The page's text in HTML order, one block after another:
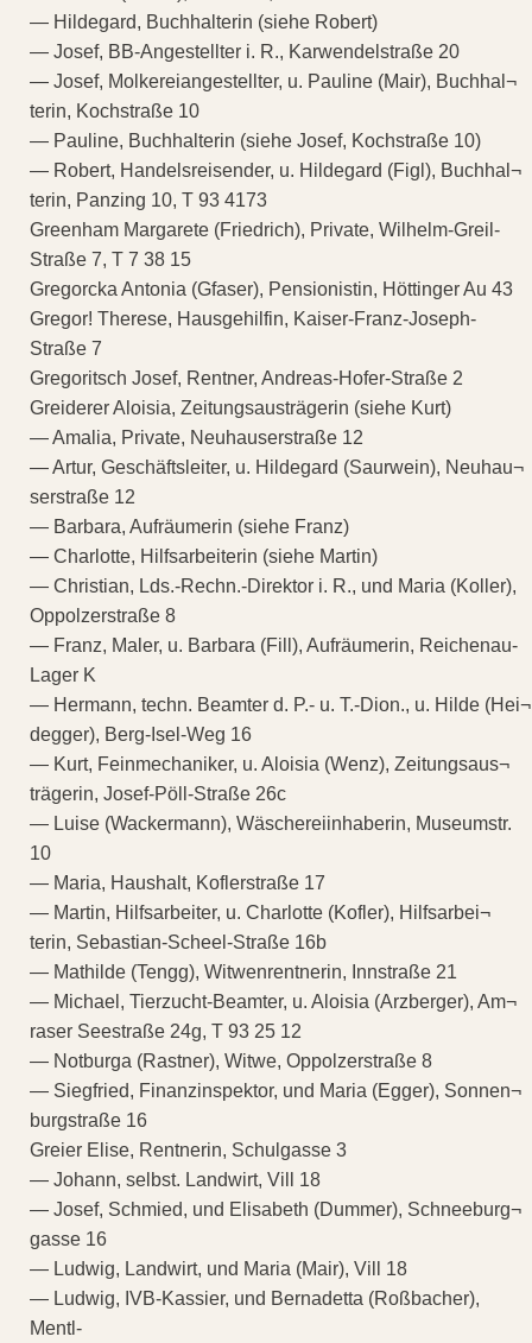
— Hildegard, Buchhalterin (siehe Robert)
— Josef, BB-Angestellter i. R., Karwendelstraße 20
— Josef, Molkereiangestellter, u. Pauline (Mair), Buchhal¬
terin, Kochstraße 10
— Pauline, Buchhalterin (siehe Josef, Kochstraße 10)
— Robert, Handelsreisender, u. Hildegard (Figl), Buchhal¬
terin, Panzing 10, T 93 4173
Greenham Margarete (Friedrich), Private, Wilhelm-Greil-
Straße 7, T 7 38 15
Gregorcka Antonia (Gfaser), Pensionistin, Höttinger Au 43
Gregor! Therese, Hausgehilfin, Kaiser-Franz-Joseph-
Straße 7
Gregoritsch Josef, Rentner, Andreas-Hofer-Straße 2
Greiderer Aloisia, Zeitungsausträgerin (siehe Kurt)
— Amalia, Private, Neuhauserstraße 12
— Artur, Geschäftsleiter, u. Hildegard (Saurwein), Neuhau¬
serstraße 12
— Barbara, Aufräumerin (siehe Franz)
— Charlotte, Hilfsarbeiterin (siehe Martin)
— Christian, Lds.-Rechn.-Direktor i. R., und Maria (Koller),
Oppolzerstraße 8
— Franz, Maler, u. Barbara (Fill), Aufräumerin, Reichenau-
Lager K
— Hermann, techn. Beamter d. P.- u. T.-Dion., u. Hilde (Hei¬
degger), Berg-Isel-Weg 16
— Kurt, Feinmechaniker, u. Aloisia (Wenz), Zeitungsaus¬
trägerin, Josef-Pöll-Straße 26c
— Luise (Wackermann), Wäschereiinhaberin, Museumstr.
10
— Maria, Haushalt, Koflerstraße 17
— Martin, Hilfsarbeiter, u. Charlotte (Kofler), Hilfsarbei¬
terin, Sebastian-Scheel-Straße 16b
— Mathilde (Tengg), Witwenrentnerin, Innstraße 21
— Michael, Tierzucht-Beamter, u. Aloisia (Arzberger), Am¬
raser Seestraße 24g, T 93 25 12
— Notburga (Rastner), Witwe, Oppolzerstraße 8
— Siegfried, Finanzinspektor, und Maria (Egger), Sonnen¬
burgstraße 16
Greier Elise, Rentnerin, Schulgasse 3
— Johann, selbst. Landwirt, Vill 18
— Josef, Schmied, und Elisabeth (Dummer), Schneeburg¬
gasse 16
— Ludwig, Landwirt, und Maria (Mair), Vill 18
— Ludwig, IVB-Kassier, und Bernadetta (Roßbacher),
Mentl-